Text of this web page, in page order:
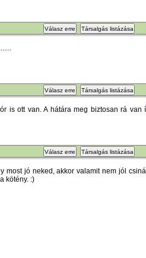
Válasz erre Társalgás listázása
Válasz erre Társalgás listázása
is ott van. A hátára meg biztosan rá van
Válasz erre Társalgás listázása
most jó neked, akkor valamit nem jól
kötény. :)